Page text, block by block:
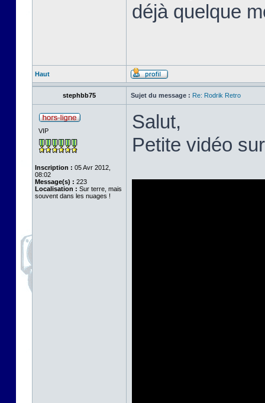
déjà quelque
Haut
stephbb75 Sujet du message : Re: Rodrik Retro
VIP
Inscription : 05 Avr 2012,
08:02
Message(s) : 223
Localisation : Sur terre, mais
souvent dans les nuages !
Salut,
Petite vidéo